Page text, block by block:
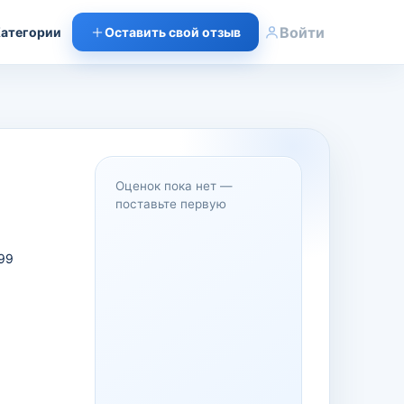
Оставить свой отзыв Войти
Оценок пока нет —
поставьте первую